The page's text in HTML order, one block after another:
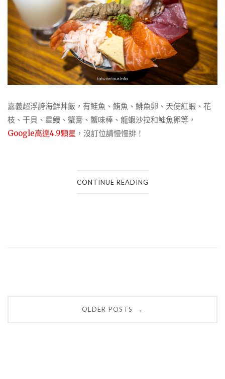
嘉義超浮誇海鮮丼飯，有鮭魚、鮪魚、鯡魚卵、天使紅蝦、花
枝、干貝、星鰻、蟹膏、蟹味棒、龍蝦沙拉和鮭魚卵等，
Google高達4.9顆星 ，沒訂位請慢慢排！
CONTINUE READING
OLDER POSTS →